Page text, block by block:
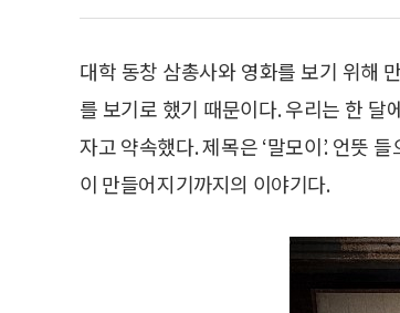
대학 동창 삼총사와 영화를 보기 위해
를 보기로 했기 때문이다. 우리는 한 달
자고 약속했다. 제목은 ‘말모이’. 언뜻
이 만들어지기까지의 이야기다.